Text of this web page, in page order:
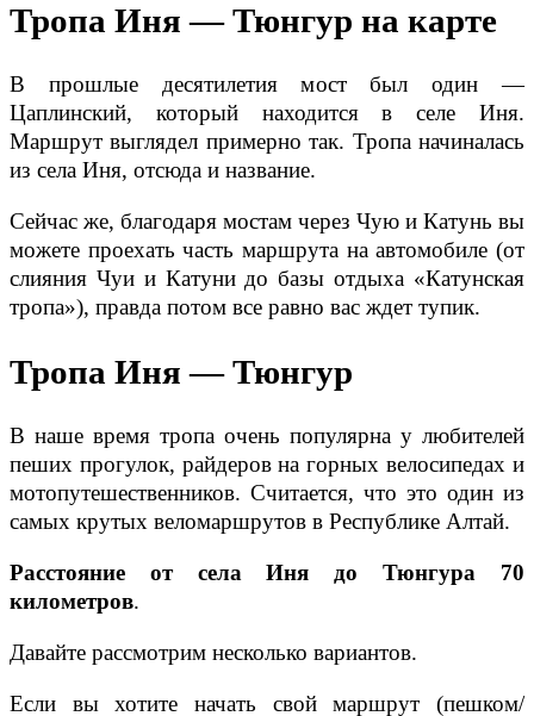
Тропа Иня — Тюнгур на карте
В прошлые десятилетия мост был один —
Цаплинский, который находится в селе Иня.
Маршрут выглядел примерно так. Тропа начиналась
из села Иня, отсюда и название.
Сейчас же, благодаря мостам через Чую и Катунь вы
можете проехать часть маршрута на автомобиле (от
слияния Чуи и Катуни до базы отдыха «Катунская
тропа»), правда потом все равно вас ждет тупик.
Тропа Иня — Тюнгур
В наше время тропа очень популярна у любителей
пеших прогулок, райдеров на горных велосипедах и
мотопутешественников. Считается, что это один из
самых крутых веломаршрутов в Республике Алтай.
Расстояние от села Иня до Тюнгура 70
километров.
Давайте рассмотрим несколько вариантов.
Если вы хотите начать свой маршрут (пешком/